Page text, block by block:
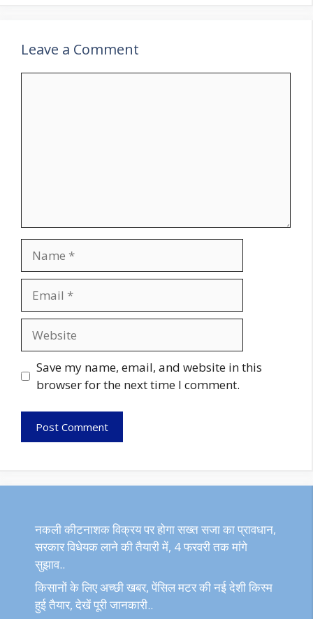
Leave a Comment
Save my name, email, and website in this
browser for the next time I comment.
नकली कीटनाशक विक्रय पर होगा सख्त सजा का प्रावधान,
सरकार विधेयक लाने की तैयारी में, 4 फरवरी तक मांगे
सुझाव..
किसानों के लिए अच्छी खबर, पेंसिल मटर की नई देशी किस्म
हुई तैयार, देखें पूरी जानकारी..